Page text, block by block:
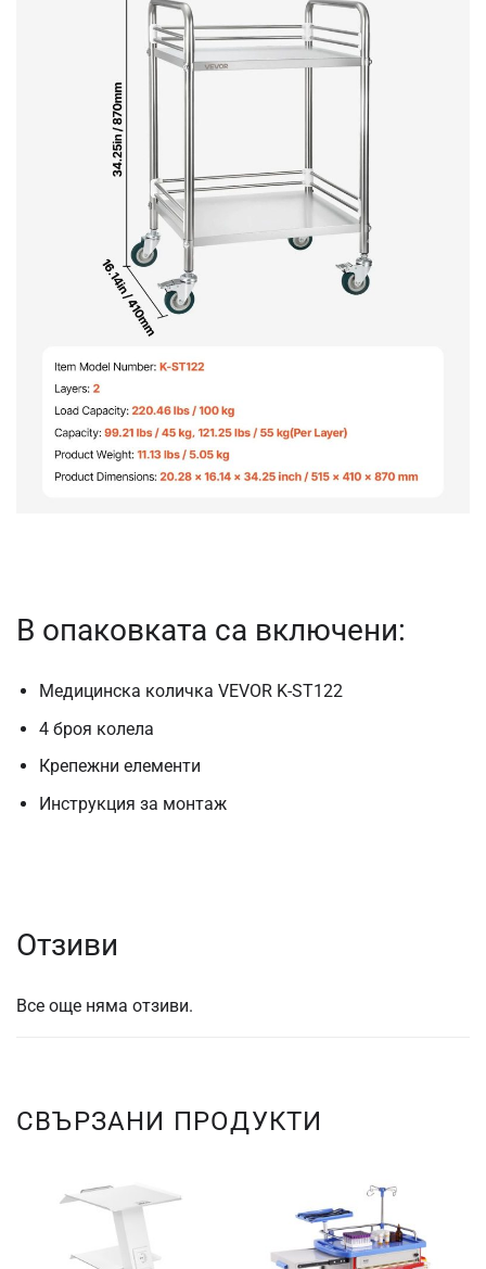
В опаковката са включени:
Медицинска количка VEVOR K-ST122
4 броя колела
Крепежни елементи
Инструкция за монтаж
Отзиви
Все още няма отзиви.
СВЪРЗАНИ ПРОДУКТИ